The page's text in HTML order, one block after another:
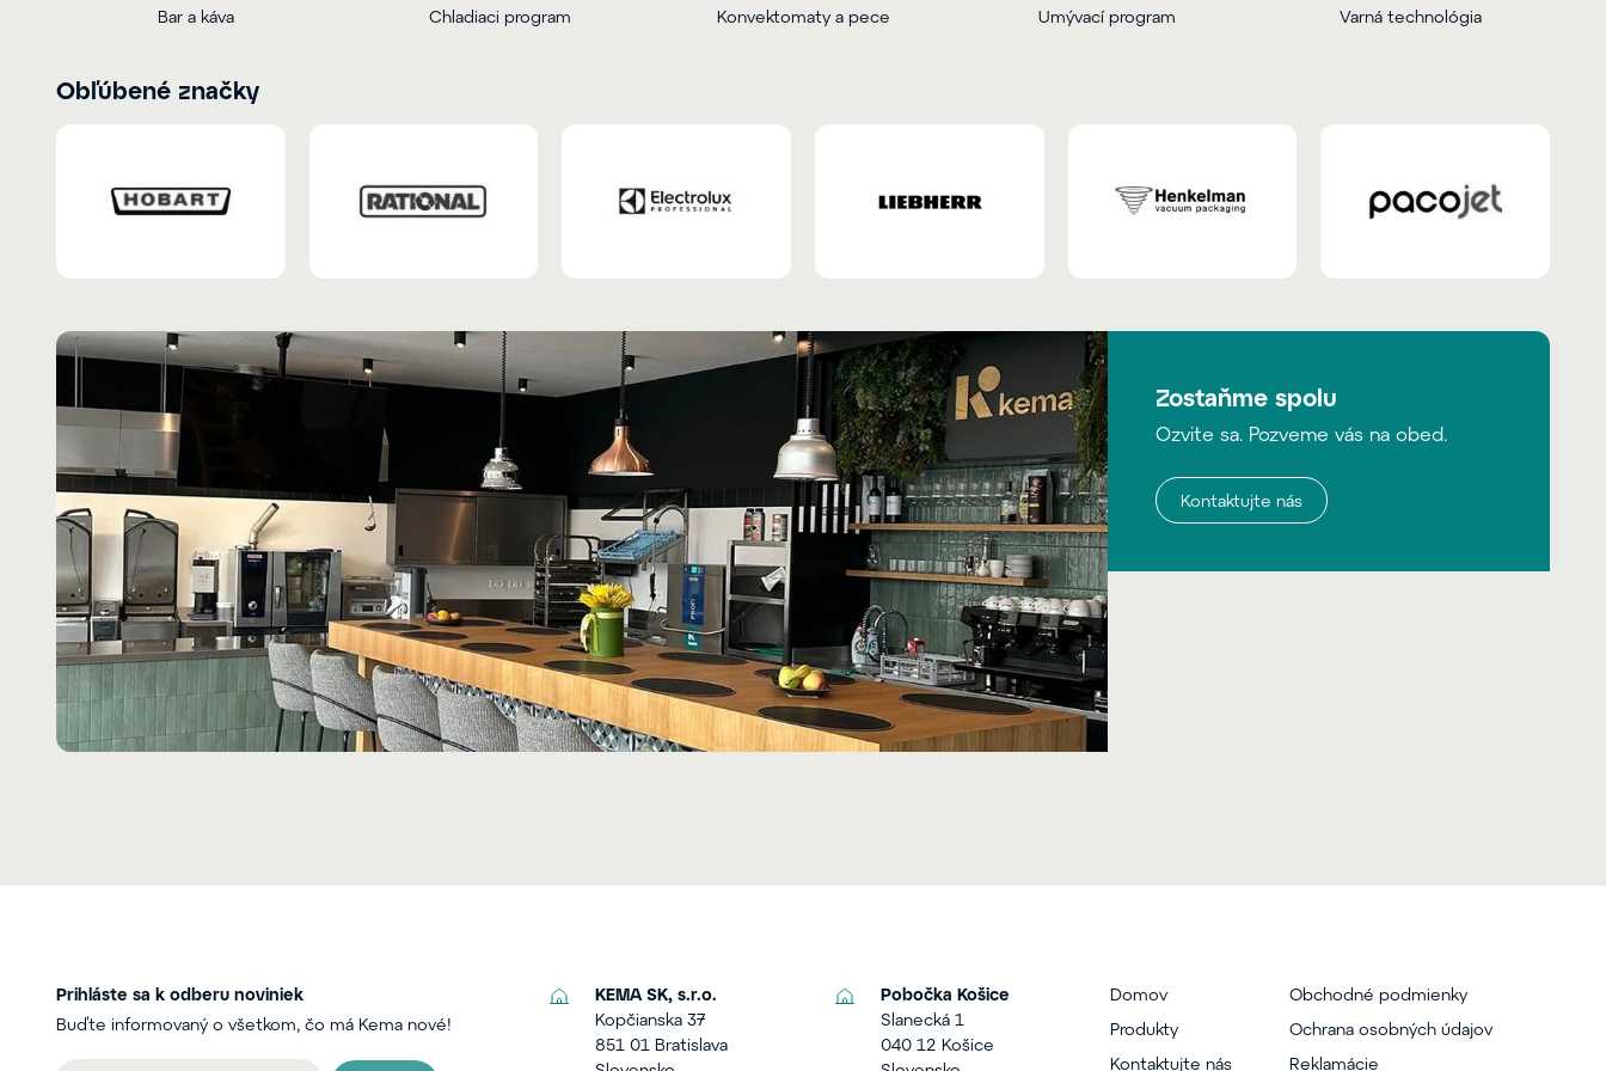
Bar a káva Chladiaci program Konvektomaty a pece Umývací program Varná technológia
Obľúbené značky
Zostaňme spolu
Ozvite sa. Pozveme vás na obed.
Kontaktujte nás
Prihláste sa k odberu noviniek
Buďte informovaný o všetkom, čo má Kema nové!
KEMA SK, s.r.o.
Kopčianska 37
851 01 Bratislava
Pobočka Košice
Slanecká 1
040 12 Košice
Domov
Produkty
Kontaktujte nás
Obchodné podmienky
Ochrana osobných údajov
Reklamácie